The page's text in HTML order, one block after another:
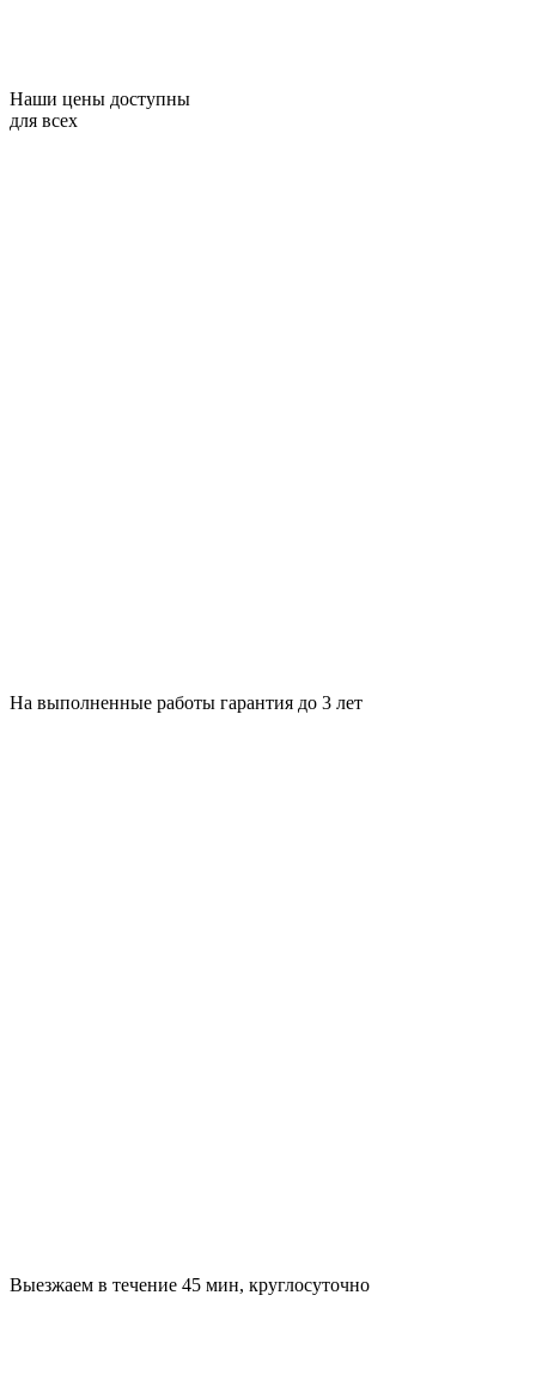
Наши цены доступны
для всех
На выполненные работы гарантия до 3 лет
Выезжаем в течение 45 мин, круглосуточно